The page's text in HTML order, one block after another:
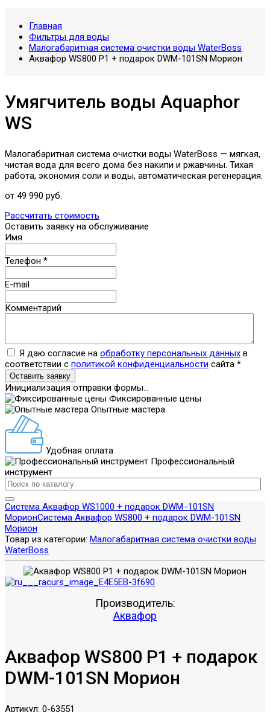
Главная
Фильтры для воды
Малогабаритная система очистки воды WaterBoss
Аквафор WS800 P1 + подарок DWM-101SN Морион
Умягчитель воды Aquaphor
WS
Малогабаритная система очистки воды WaterBoss — мягкая,
чистая вода для всего дома без накипи и ржавчины. Тихая
работа, экономия соли и воды, автоматическая регенерация.
от 49 990 руб.
Рассчитать стоимость
Оставить заявку на обслуживание
Имя
Телефон *
E-mail
Комментарий
Я даю согласие на обработку персональных данных в
соответствии с политикой конфиденциальности сайта *
Оставить заявку
Инициализация отправки формы...
Фиксированные цены
Опытные мастера
Удобная оплата
Профессиональный
инструмент
Система Аквафор WS1000 + подарок DWM -101SN
МорионСистема Аквафор WS800 + подарок DWM-101SN
Морион
Товар из категории: Малогабаритная система очистки воды
WaterBoss
Производитель:
Аквафор
Аквафор WS800 P1 + подарок
DWM-101SN Морион
Артикул: 0-63551